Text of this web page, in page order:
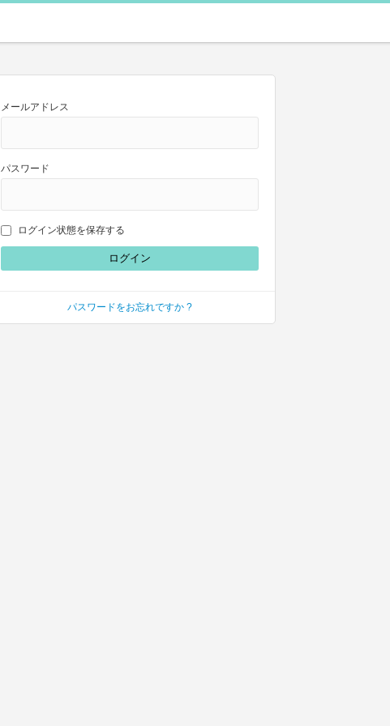
メールアドレス
パスワード
ログイン状態を保存する
パスワードをお忘れですか ?